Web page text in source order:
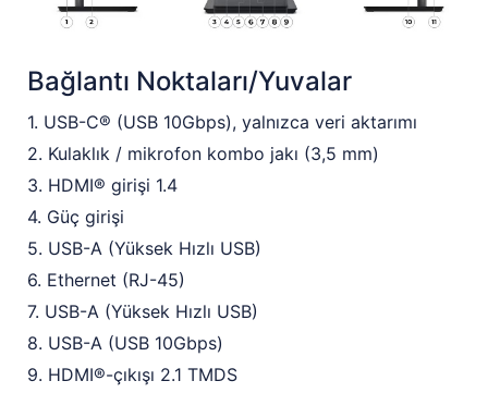
Bağlantı Noktaları/Yuvalar
1. USB-C® (USB 10Gbps), yalnızca veri aktarımı
2. Kulaklık / mikrofon kombo jakı (3,5 mm)
3. HDMI® girişi 1.4
4. Güç girişi
5. USB-A (Yüksek Hızlı USB)
6. Ethernet (RJ-45)
7. USB-A (Yüksek Hızlı USB)
8. USB-A (USB 10Gbps)
9. HDMI®-çıkışı 2.1 TMDS